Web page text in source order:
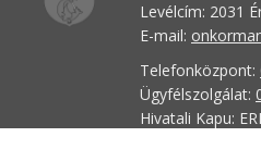
Levélcím: 2031
E-mail:
Telefonközpont:
Ügyfélszolgálat:
Hivatali Kapu: